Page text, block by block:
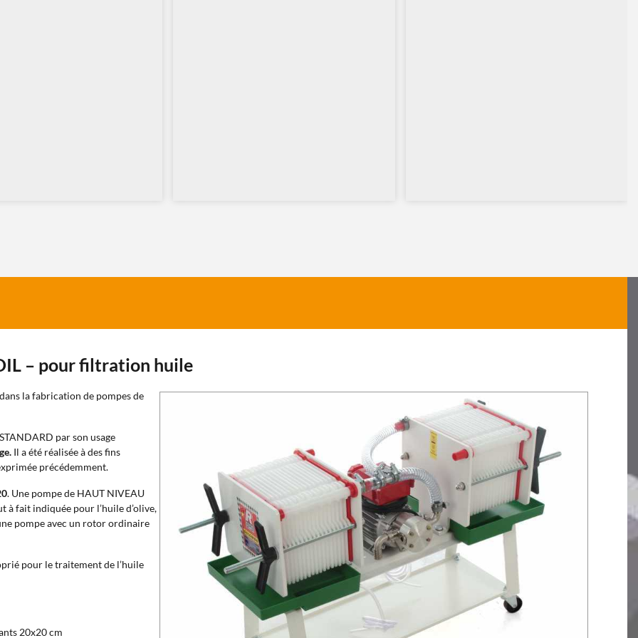
– pour filtration huile
la fabrication de pompes de
par son usage
Il a été réalisée à des fins
précédemment.
. Une pompe de HAUT NIVEAU
à fait indiquée pour l’huile d’olive,
pompe avec un rotor ordinaire
pour le traitement de l’huile
20x20 cm